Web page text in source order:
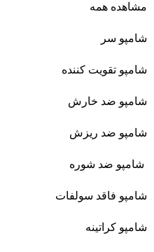
مشاهده همه
شامپو سر
شامپو تقویت کننده
شامپو ضد خارش
شامپو ضد ریزش
شامپو ضد شوره
شامپو فاقد سولفات
شامپو کراتینه